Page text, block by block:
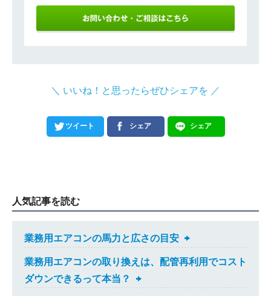
＼ いいね！と思ったらぜひシェアを ／
ツイート シェア シェア
人気記事を読む
業務用エアコンの馬力と広さの目安
業務用エアコンの取り換えは、配管再利用でコスト
ダウンできるって本当？